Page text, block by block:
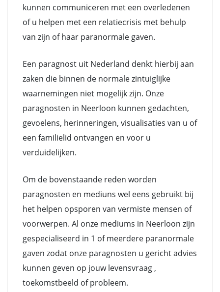
kunnen communiceren met een overledenen
of u helpen met een relatiecrisis met behulp
van zijn of haar paranormale gaven.
Een paragnost uit Nederland denkt hierbij aan
zaken die binnen de normale zintuiglijke
waarnemingen niet mogelijk zijn. Onze
paragnosten in Neerloon kunnen gedachten,
gevoelens, herinneringen, visualisaties van u of
een familielid ontvangen en voor u
verduidelijken.
Om de bovenstaande reden worden
paragnosten en mediuns wel eens gebruikt bij
het helpen opsporen van vermiste mensen of
voorwerpen. Al onze mediums in Neerloon zijn
gespecialiseerd in 1 of meerdere paranormale
gaven zodat onze paragnosten u gericht advies
kunnen geven op jouw levensvraag ,
toekomstbeeld of probleem.